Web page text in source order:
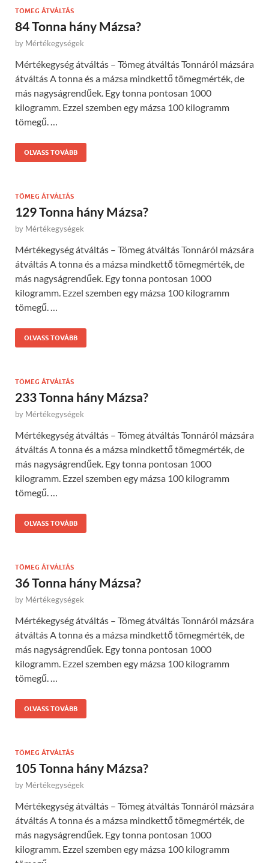
TÖMEG ÁTVÁLTÁS
84 Tonna hány Mázsa?
by Mértékegységek
Mértékegység átváltás – Tömeg átváltás Tonnáról mázsára
átváltás A tonna és a mázsa mindkettő tömegmérték, de
más nagyságrendűek. Egy tonna pontosan 1000
kilogramm. Ezzel szemben egy mázsa 100 kilogramm
tömegű. …
OLVASS TOVÁBB
TÖMEG ÁTVÁLTÁS
129 Tonna hány Mázsa?
by Mértékegységek
Mértékegység átváltás – Tömeg átváltás Tonnáról mázsára
átváltás A tonna és a mázsa mindkettő tömegmérték, de
más nagyságrendűek. Egy tonna pontosan 1000
kilogramm. Ezzel szemben egy mázsa 100 kilogramm
tömegű. …
OLVASS TOVÁBB
TÖMEG ÁTVÁLTÁS
233 Tonna hány Mázsa?
by Mértékegységek
Mértékegység átváltás – Tömeg átváltás Tonnáról mázsára
átváltás A tonna és a mázsa mindkettő tömegmérték, de
más nagyságrendűek. Egy tonna pontosan 1000
kilogramm. Ezzel szemben egy mázsa 100 kilogramm
tömegű. …
OLVASS TOVÁBB
TÖMEG ÁTVÁLTÁS
36 Tonna hány Mázsa?
by Mértékegységek
Mértékegység átváltás – Tömeg átváltás Tonnáról mázsára
átváltás A tonna és a mázsa mindkettő tömegmérték, de
más nagyságrendűek. Egy tonna pontosan 1000
kilogramm. Ezzel szemben egy mázsa 100 kilogramm
tömegű. …
OLVASS TOVÁBB
TÖMEG ÁTVÁLTÁS
105 Tonna hány Mázsa?
by Mértékegységek
Mértékegység átváltás – Tömeg átváltás Tonnáról mázsára
átváltás A tonna és a mázsa mindkettő tömegmérték, de
más nagyságrendűek. Egy tonna pontosan 1000
kilogramm. Ezzel szemben egy mázsa 100 kilogramm